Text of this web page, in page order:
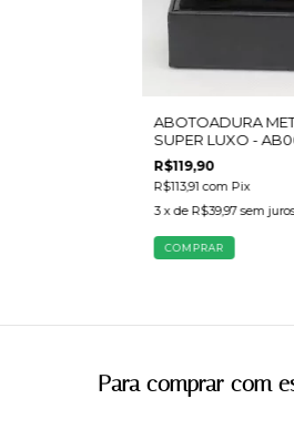
ABOTOADURA
SUPER LUXO -
R$119,90
R$113,91com Pix
3 x de R$39,97 sem
Para comprar com